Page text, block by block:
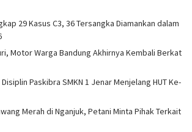
29 Kasus C3, 36 Tersangka Diamankan dalam
Motor Warga Bandung Akhirnya Kembali Berkat
Paskibra SMKN 1 Jenar Menjelang HUT Ke-
Merah di Nganjuk, Petani Minta Pihak Terkait